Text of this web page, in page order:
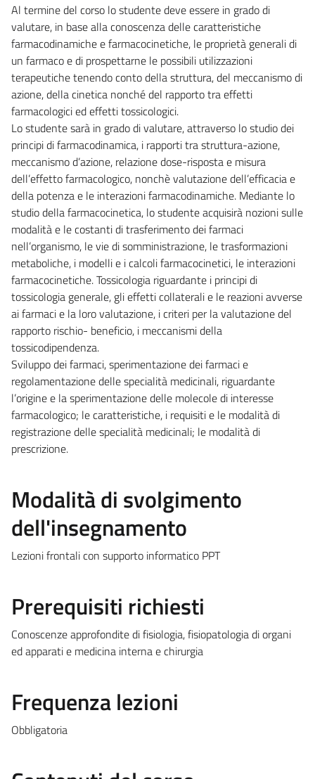
Al termine del corso lo studente deve essere in grado di
valutare, in base alla conoscenza delle caratteristiche
farmacodinamiche e farmacocinetiche, le proprietà generali di
un farmaco e di prospettarne le possibili utilizzazioni
terapeutiche tenendo conto della struttura, del meccanismo di
azione, della cinetica nonché del rapporto tra effetti
farmacologici ed effetti tossicologici.
Lo studente sarà in grado di valutare, attraverso lo studio dei
principi di farmacodinamica, i rapporti tra struttura-azione,
meccanismo d’azione, relazione dose-risposta e misura
dell’effetto farmacologico, nonchè valutazione dell’efficacia e
della potenza e le interazioni farmacodinamiche. Mediante lo
studio della farmacocinetica, lo studente acquisirà nozioni sulle
modalità e le costanti di trasferimento dei farmaci
nell’organismo, le vie di somministrazione, le trasformazioni
metaboliche, i modelli e i calcoli farmacocinetici, le interazioni
farmacocinetiche. Tossicologia riguardante i principi di
tossicologia generale, gli effetti collaterali e le reazioni avverse
ai farmaci e la loro valutazione, i criteri per la valutazione del
rapporto rischio- beneficio, i meccanismi della
tossicodipendenza.
Sviluppo dei farmaci, sperimentazione dei farmaci e
regolamentazione delle specialità medicinali, riguardante
l’origine e la sperimentazione delle molecole di interesse
farmacologico; le caratteristiche, i requisiti e le modalità di
registrazione delle specialità medicinali; le modalità di
prescrizione.
Modalità di svolgimento
dell'insegnamento
Lezioni frontali con supporto informatico PPT
Prerequisiti richiesti
Conoscenze approfondite di fisiologia, fisiopatologia di organi
ed apparati e medicina interna e chirurgia
Frequenza lezioni
Obbligatoria